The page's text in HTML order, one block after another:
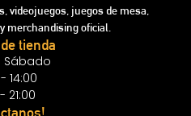
videojuegos, juegos de mesa,
merchandising oficial.
tienda
Sábado
14:00
21:00